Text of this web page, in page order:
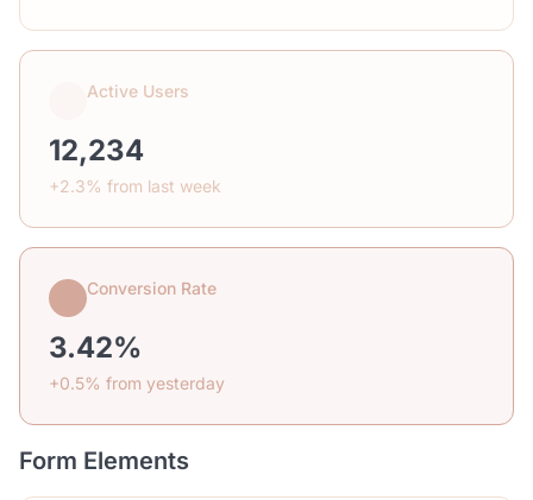
Active Users
12,234
+2.3% from last week
Conversion Rate
3.42%
+0.5% from yesterday
Form Elements